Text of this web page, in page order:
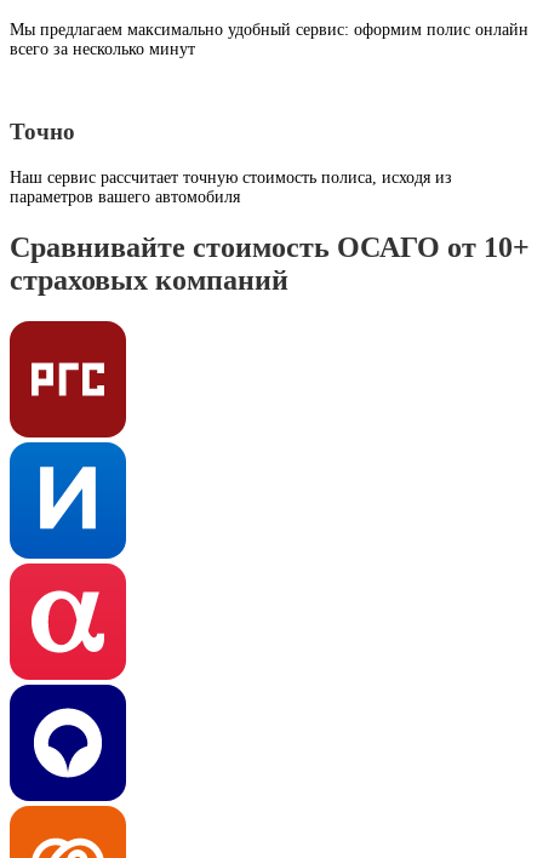
Мы предлагаем максимально удобный сервис: оформим полис онлайн
всего за несколько минут
Точно
Наш сервис рассчитает точную стоимость полиса, исходя из
параметров вашего автомобиля
Сравнивайте стоимость ОСАГО от 10+
страховых компаний